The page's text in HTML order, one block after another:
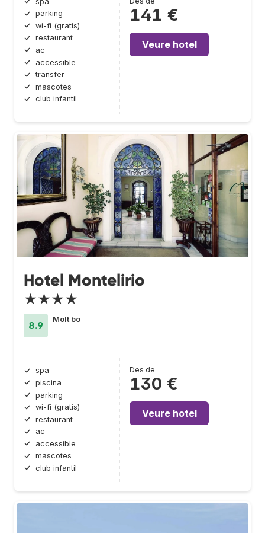
parking
wi-fi (gratis)
restaurant
ac
accessible
transfer
mascotes
club infantil
141 €
Veure hotel
Hotel Montelirio
★★★★
8.9
Molt bo
spa
piscina
parking
wi-fi (gratis)
restaurant
ac
accessible
mascotes
club infantil
Des de
130 €
Veure hotel